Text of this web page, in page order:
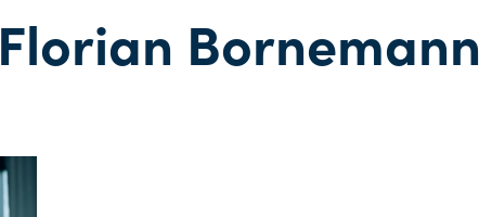
Florian Bornemann